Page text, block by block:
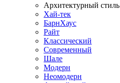
Архитектурный стиль
Хай-тек
БарнХаус
Райт
Классический
Современный
Шале
Модерн
Неомодерн